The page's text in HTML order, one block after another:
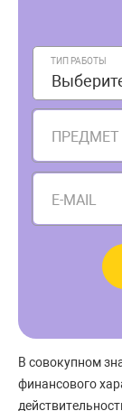
ТИП РАБОТЫ
ПРЕДМЕТ
E-MAIL
В совокупном
финансового